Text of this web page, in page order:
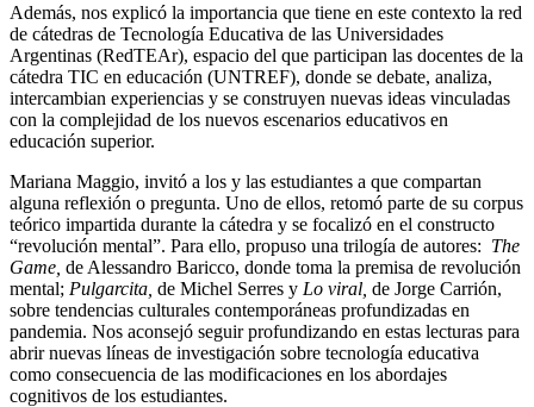
Además, nos explicó la importancia que tiene en este contexto la red
de cátedras de Tecnología Educativa de las Universidades
Argentinas (RedTEAr), espacio del que participan las docentes de la
cátedra TIC en educación (UNTREF), donde se debate, analiza,
intercambian experiencias y se construyen nuevas ideas vinculadas
con la complejidad de los nuevos escenarios educativos en
educación superior.
Mariana Maggio, invitó a los y las estudiantes a que compartan
alguna reflexión o pregunta. Uno de ellos, retomó parte de su corpus
teórico impartida durante la cátedra y se focalizó en el constructo
“revolución mental”. Para ello, propuso una trilogía de autores: The
Game, de Alessandro Baricco, donde toma la premisa de revolución
mental; Pulgarcita, de Michel Serres y Lo viral, de Jorge Carrión,
sobre tendencias culturales contemporáneas profundizadas en
pandemia. Nos aconsejó seguir profundizando en estas lecturas para
abrir nuevas líneas de investigación sobre tecnología educativa
como consecuencia de las modificaciones en los abordajes
cognitivos de los estudiantes.